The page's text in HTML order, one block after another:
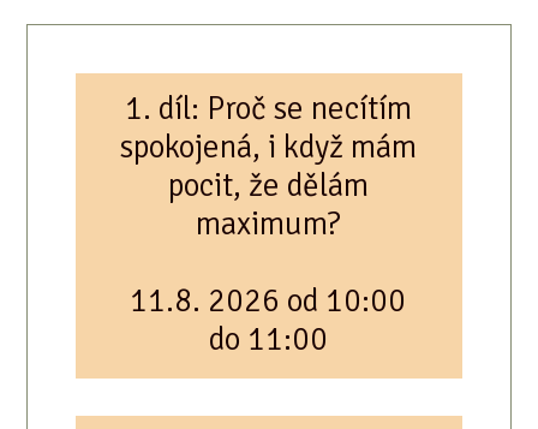
1. díl: Proč se necítím
spokojená, i když mám
pocit, že dělám
maximum?
11.8. 2026 od 10:00
do 11:00